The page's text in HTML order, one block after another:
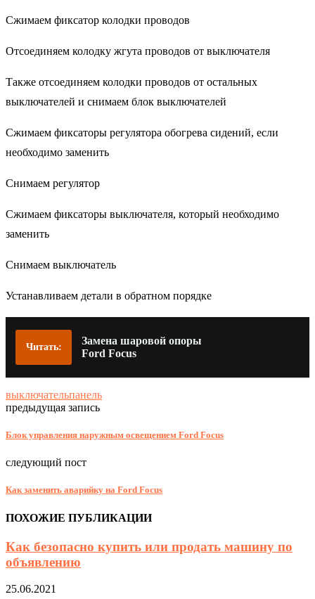
Сжимаем фиксатор колодки проводов
Отсоединяем колодку жгута проводов от выключателя
Также отсоединяем колодки проводов от остальных
выключателей и снимаем блок выключателей
Сжимаем фиксаторы регулятора обогрева сидений, если
необходимо заменить
Снимаем регулятор
Сжимаем фиксаторы выключателя, который необходимо
заменить
Снимаем выключатель
Устанавливаем детали в обратном порядке
Читать:
Замена шаровой опоры
Ford Focus
выключательпанель
предыдущая запись
Блок управления наружным освещением Ford Focus
следующий пост
Как заменить аварийку на Ford Focus
ПОХОЖИЕ ПУБЛИКАЦИИ
Как безопасно купить или продать машину по
объявлению
25.06.2021